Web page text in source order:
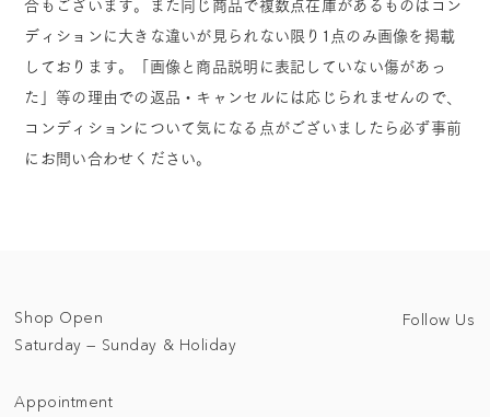
合もございます。また同じ商品で複数点在庫があるものはコン
ディションに大きな違いが見られない限り1点のみ画像を掲載
しております。「画像と商品説明に表記していない傷があっ
た」等の理由での返品・キャンセルには応じられませんので、
コンディションについて気になる点がございましたら必ず事前
にお問い合わせください。
Shop Open
Saturday — Sunday & Holiday
Appointment
Follow Us